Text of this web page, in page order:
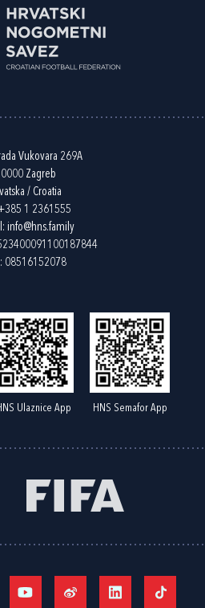
Vukovara 269A
Zagreb
/ Croatia
1 2361555
info@hns.family
08516152078
Ulaznice App HNS Semafor App